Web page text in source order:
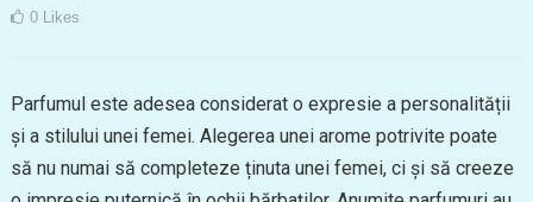
0 Likes
Parfumul este adesea considerat o expresie a personalității
și a stilului unei femei. Alegerea unei arome potrivite poate
să nu numai să completeze ținuta unei femei, ci și să creeze